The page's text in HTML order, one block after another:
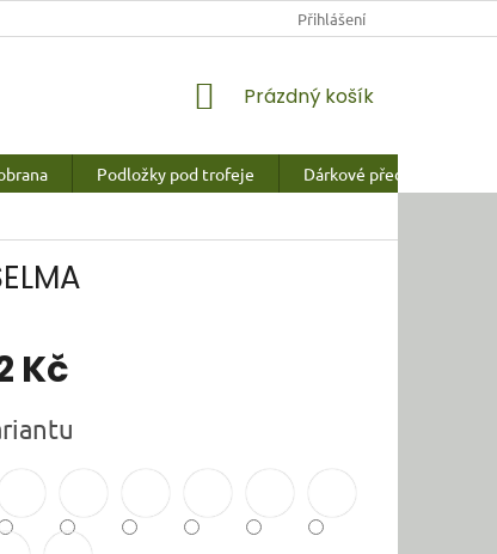
ÚDAJŮ Přihlášení
NÁKUPNÍ
Prázdný košík
Podložky pod trofeje
Dárkové předměty a
Kč